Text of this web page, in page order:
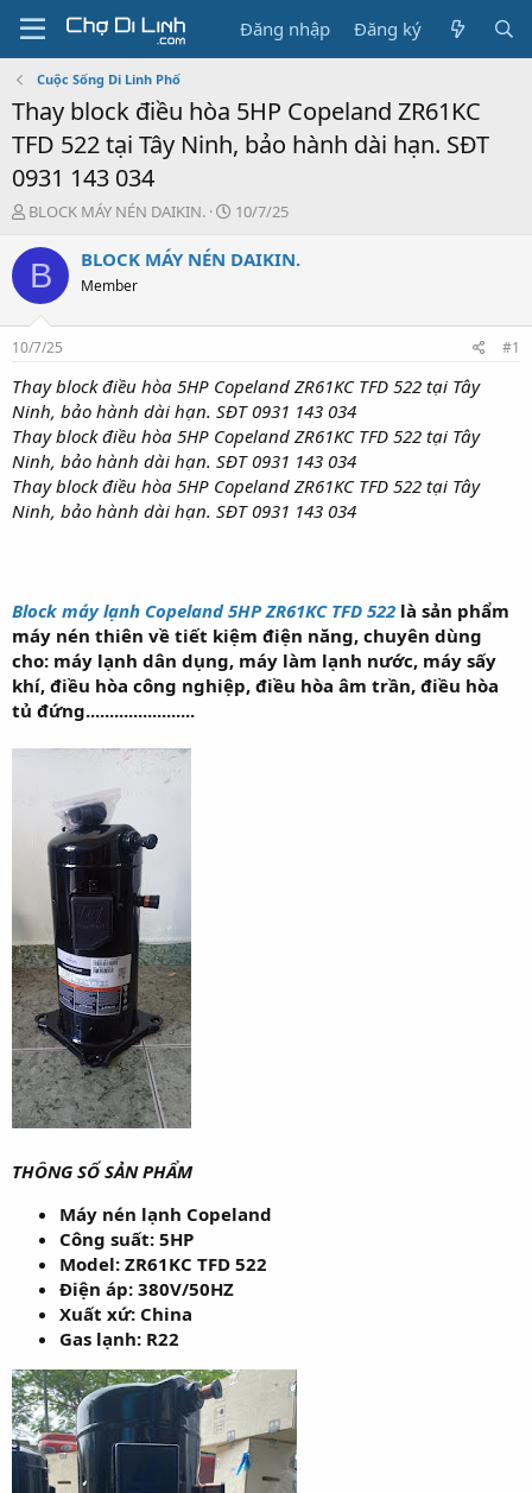
Đăng nhập Đăng ký
Cuộc Sống Di Linh Phố
Thay block điều hòa 5HP Copeland ZR61KC
TFD 522 tại Tây Ninh, bảo hành dài hạn. SĐT
0931 143 034
T
r
a
s
t
a
r
t
e
r
BLOCK MÁY NÉN DAIKIN.
N
à
10/7/25
B BLOCK MÁY NÉN DAIKIN.
Member
10/7/25 #1
Thay block điều hòa 5HP Copeland ZR61KC TFD 522 tại Tây
Ninh, bảo hành dài hạn. SĐT 0931 143 034
Thay block điều hòa 5HP Copeland ZR61KC TFD 522 tại Tây
Ninh, bảo hành dài hạn. SĐT 0931 143 034
Thay block điều hòa 5HP Copeland ZR61KC TFD 522 tại Tây
Ninh, bảo hành dài hạn. SĐT 0931 143 034
Block máy lạnh Copeland 5HP ZR61KC TFD 522 là sản phẩm
máy nén thiên về tiết kiệm điện năng, chuyên dùng
cho: máy lạnh dân dụng, máy làm lạnh nước, máy sấy
khí, điều hòa công nghiệp, điều hòa âm trần, điều hòa
tủ đứng.......................
THÔNG SỐ SẢN PHẨM
Máy nén lạnh Copeland
Công suất: 5HP
Model: ZR61KC TFD 522
Điện áp: 380V/50HZ
Xuất xứ: China
Gas lạnh: R22